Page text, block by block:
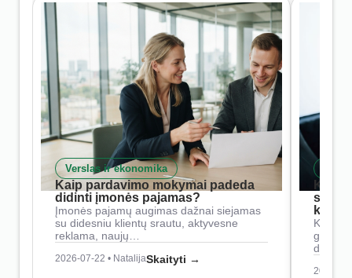
Verslas ir ekonomika
Kaip pardavimo mokymai padeda
didinti įmonės pajamas?
Įmonės pajamų augimas dažnai siejamas
su didesniu klientų srautu, aktyvesne
reklama, naujų…
2026-07-22 • NatalijaSkaityti →
Kaip
2026-